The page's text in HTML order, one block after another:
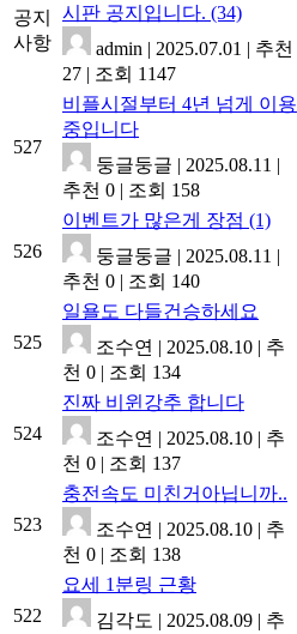
공지
사항
시판 공지입니다. (34)
admin | 2025.07.01 | 추천
27 | 조회 1147
527
비플시절부터 4년 넘게 이용
중입니다
둥글둥글 | 2025.08.11 |
추천 0 | 조회 158
526
이벤트가 많은게 장점 (1)
둥글둥글 | 2025.08.11 |
추천 0 | 조회 140
525
일욜도 다들건승하세요
조수연 | 2025.08.10 | 추
천 0 | 조회 134
524
진짜 비윈강추 합니다
조수연 | 2025.08.10 | 추
천 0 | 조회 137
523
충전속도 미친거아닙니까..
조수연 | 2025.08.10 | 추
천 0 | 조회 138
522
요세 1분링 근황
김각도 | 2025.08.09 | 추